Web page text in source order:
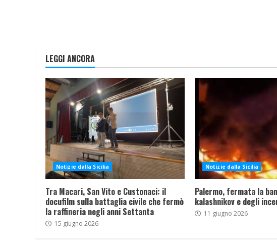
LEGGI ANCORA
Notizie dalla Sicilia
Tra Macari, San Vito e Custonaci: il
docufilm sulla battaglia civile che fermò
la raffineria negli anni Settanta
15 giugno 2026
Notizie dalla Sicilia
Palermo, fermata la
kalashnikov e degli
11 giugno 2026